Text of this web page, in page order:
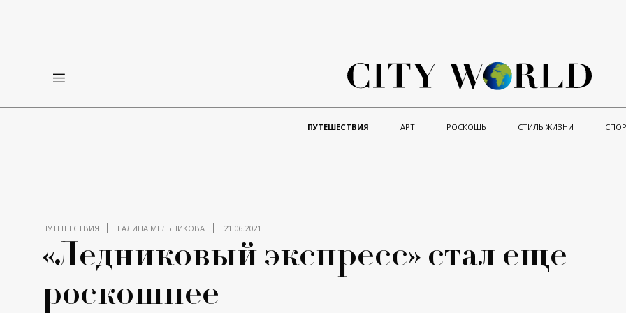
ПУТЕШЕСТВИЯ АРТ РОСКОШЬ СТИЛЬ ЖИЗНИ
ПУТЕШЕСТВИЯ ГАЛИНА МЕЛЬНИКОВА 21.06.2021
«Ледниковый экспресс» стал еще
роскошнее